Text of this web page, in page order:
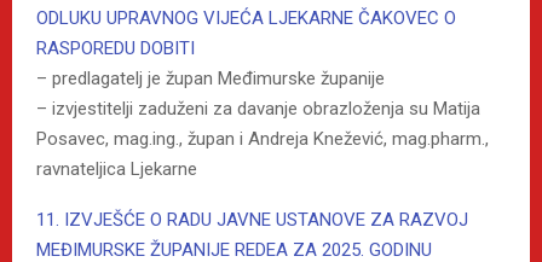
ODLUKU UPRAVNOG VIJEĆA LJEKARNE ČAKOVEC O
RASPOREDU DOBITI
– predlagatelj je župan Međimurske županije
– izvjestitelji zaduženi za davanje obrazloženja su Matija
Posavec, mag.ing., župan i Andreja Knežević, mag.pharm.,
ravnateljica Ljekarne
11. IZVJEŠĆE O RADU JAVNE USTANOVE ZA RAZVOJ
MEĐIMURSKE ŽUPANIJE REDEA ZA 2025. GODINU